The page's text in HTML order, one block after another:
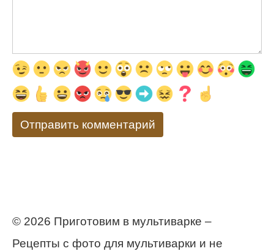
© 2026 Приготовим в мультиварке –
Рецепты с фото для мультиварки и не